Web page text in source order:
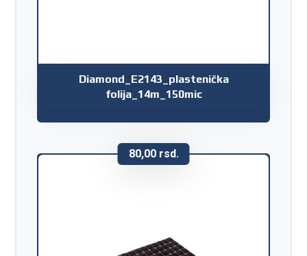
Diamond_E2143_plastenička
folija_14m_150mic
80,00 rsd.